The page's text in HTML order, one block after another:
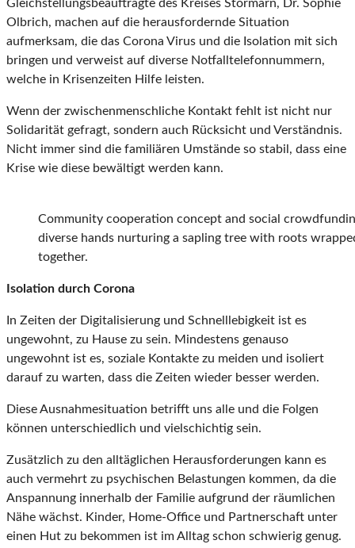
Gleichstellungsbeauftragte des Kreises Stormarn, Dr. Sophie
Olbrich, machen auf die herausfordernde Situation
aufmerksam, die das Corona Virus und die Isolation mit sich
bringen und verweist auf diverse Notfalltelefonnummern,
welche in Krisenzeiten Hilfe leisten.
Wenn der zwischenmenschliche Kontakt fehlt ist nicht nur
Solidarität gefragt, sondern auch Rücksicht und Verständnis.
Nicht immer sind die familiären Umstände so stabil, dass eine
Krise wie diese bewältigt werden kann.
Community cooperation concept and social
diverse hands nurturing a sapling tree with roots
together.
Isolation durch Corona
In Zeiten der Digitalisierung und Schnelllebigkeit ist es
ungewohnt, zu Hause zu sein. Mindestens genauso
ungewohnt ist es, soziale Kontakte zu meiden und isoliert
darauf zu warten, dass die Zeiten wieder besser werden.
Diese Ausnahmesituation betrifft uns alle und die Folgen
können unterschiedlich und vielschichtig sein.
Zusätzlich zu den alltäglichen Herausforderungen kann es
auch vermehrt zu psychischen Belastungen kommen, da die
Anspannung innerhalb der Familie aufgrund der räumlichen
Nähe wächst. Kinder, Home-Office und Partnerschaft unter
einen Hut zu bekommen ist im Alltag schon schwierig genug.